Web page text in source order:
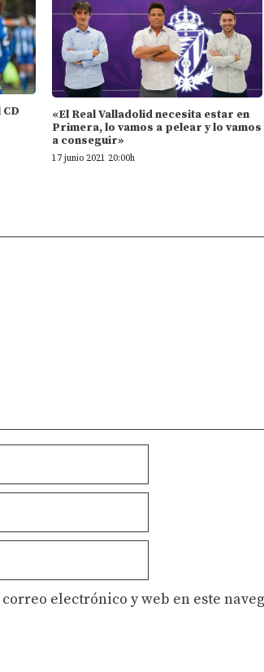
«El Real Valladolid necesita estar en
Primera, lo vamos a pelear y lo vamos
a conseguir»
17 junio 2021 20:00h
electrónico y web en este